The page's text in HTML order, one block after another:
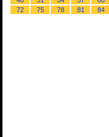
72
75 78 81 84